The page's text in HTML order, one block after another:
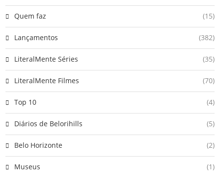
Quem faz (15)
Lançamentos (382)
LiteralMente Séries (35)
LiteralMente Filmes (70)
Top 10 (4)
Diários de Belorihills (5)
Belo Horizonte (2)
Museus (1)